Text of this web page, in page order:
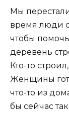
Мы
время люди
чтобы
деревень
Кто-то
Женщины
что-то из
бы сейчас